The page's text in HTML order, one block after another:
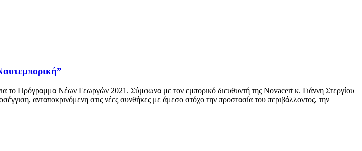
το Πρόγραμμα Νέων Γεωργών 2021. Σύμφωνα με τον εμπορικό διευθυντή της Novacert κ. Γιάννη Στεργίου
ανταποκρινόμενη στις νέες συνθήκες με άμεσο στόχο την προστασία του περιβάλλοντος, την